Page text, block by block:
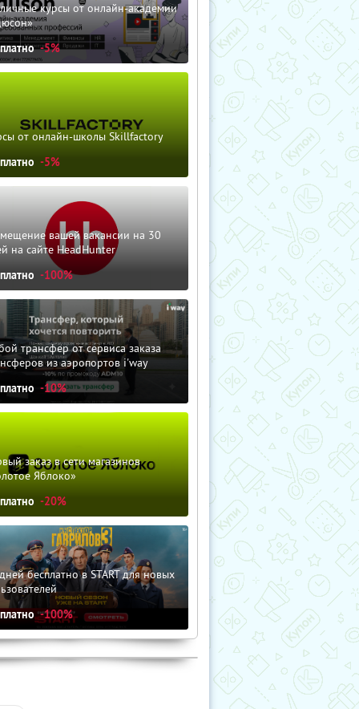
курсы от онлайн-академии
-5%
от онлайн-школы Skillfactory
-5%
вашей вакансии на 30
на сайте HeadHunter
-100%
трансфер от сервиса заказа
из аэропортов i'way
-10%
заказ в сети магазинов
Яблоко»
-20%
бесплатно в START для новых
-100%